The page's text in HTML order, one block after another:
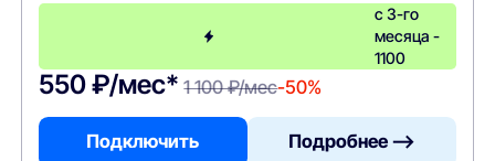
с 3-го
месяца -
1100
550 ₽/мес* 1 100 ₽/мес-50%
Подключить Подробнее —>